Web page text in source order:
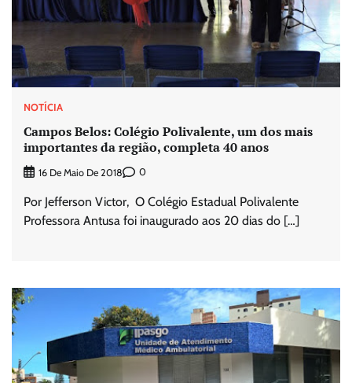
NOTÍCIA
Campos Belos: Colégio Polivalente, um dos mais
importantes da região, completa 40 anos
16 De Maio De 2018 0
Por Jefferson Victor, O Colégio Estadual Polivalente
Professora Antusa foi inaugurado aos 20 dias do […]